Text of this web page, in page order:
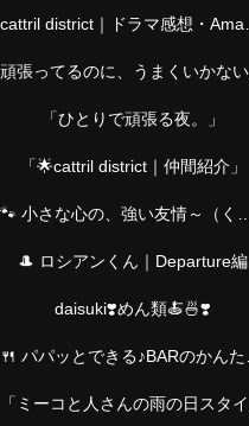
「ひとりで頑張る夜。」
「🌟cattril district｜仲間紹介」
🎩 ロシアンくん｜Departure編
daisuki❣️めん類🍝🍜❣️